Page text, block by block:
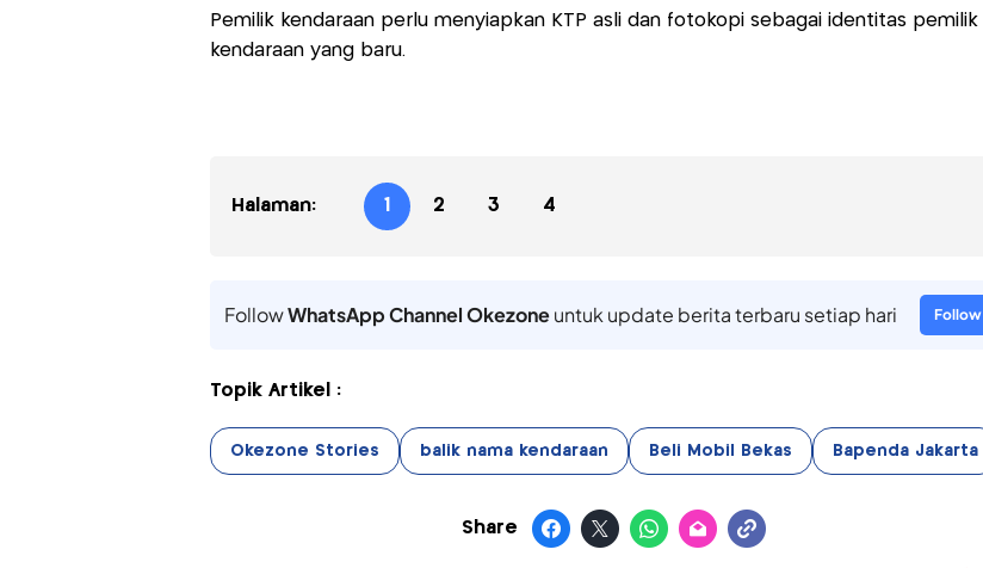
Pemilik kendaraan perlu menyiapkan KTP asli dan fotokopi sebagai identitas pemilik
kendaraan yang baru.
Halaman: 1 2 3 4
FollowWhatsApp Channel Okezoneuntuk update berita terbaru setiap hari Follow
Topik Artikel :
Okezone Stories balik nama kendaraan Beli Mobil Bekas Bapenda Jakarta
Share